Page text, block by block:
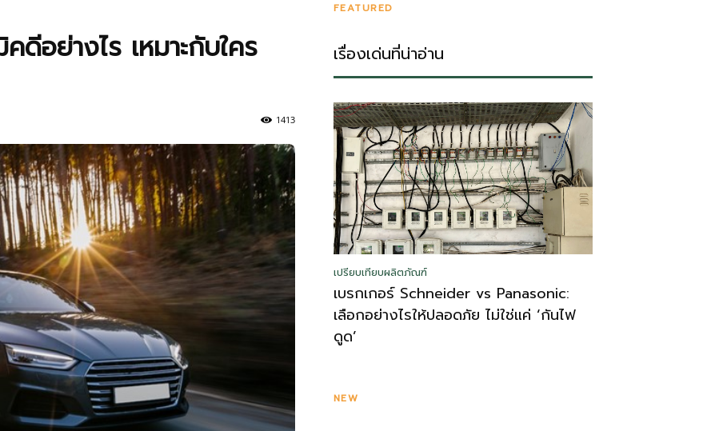
รู้
วา
ไร
อย่างไร เหมาะกับใคร
1413
FEATURED
เรื่องเด่นที่น่าอ่าน
เปรียบเทียบผลิตภัณฑ์
เบรกเกอร์ Schneider vs Panasonic:
เลือกอย่างไรให้ปลอดภัย ไม่ใช่แค่ ‘กันไฟ
ดูด’
NEW